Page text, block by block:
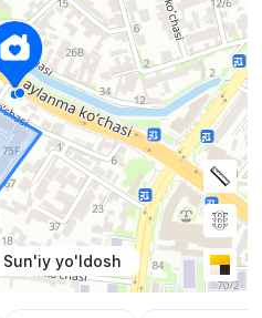
Sun'iy yo'ldosh